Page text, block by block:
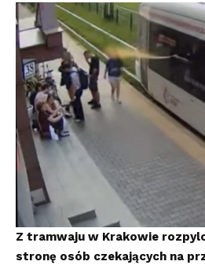
Z tramwaju w Krakowie
stronę osób czekających na